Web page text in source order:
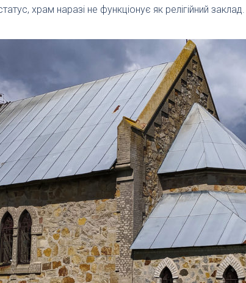
храм наразі не функціонує як релігійний заклад.